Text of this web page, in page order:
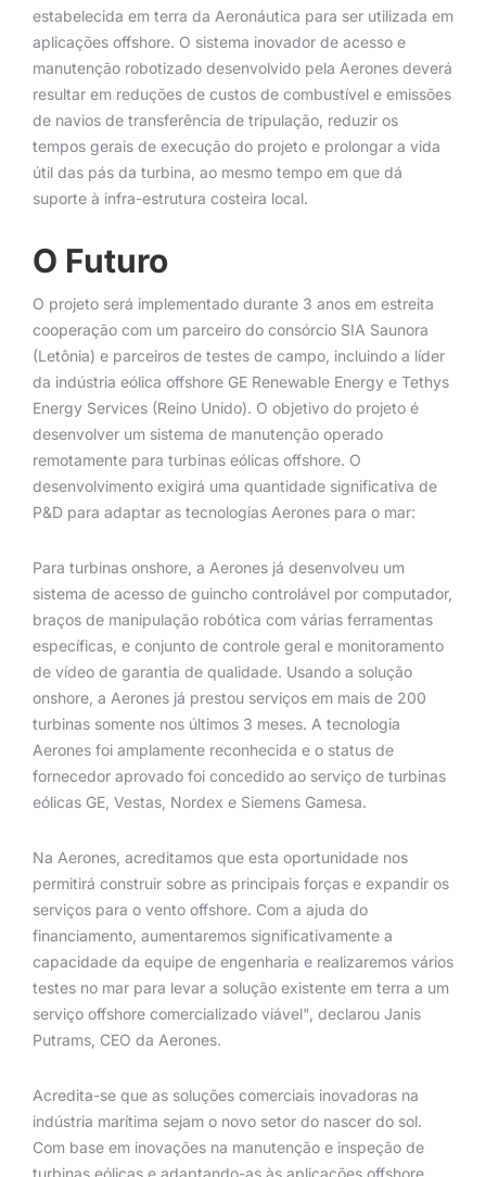
estabelecida em terra da Aeronáutica para ser utilizada em
aplicações offshore. O sistema inovador de acesso e
manutenção robotizado desenvolvido pela Aerones deverá
resultar em reduções de custos de combustível e emissões
de navios de transferência de tripulação, reduzir os
tempos gerais de execução do projeto e prolongar a vida
útil das pás da turbina, ao mesmo tempo em que dá
suporte à infra-estrutura costeira local.
O Futuro
O projeto será implementado durante 3 anos em estreita
cooperação com um parceiro do consórcio SIA Saunora
(Letônia) e parceiros de testes de campo, incluindo a líder
da indústria eólica offshore GE Renewable Energy e Tethys
Energy Services (Reino Unido). O objetivo do projeto é
desenvolver um sistema de manutenção operado
remotamente para turbinas eólicas offshore. O
desenvolvimento exigirá uma quantidade significativa de
P&D para adaptar as tecnologias Aerones para o mar:
Para turbinas onshore, a Aerones já desenvolveu um
sistema de acesso de guincho controlável por computador,
braços de manipulação robótica com várias ferramentas
específicas, e conjunto de controle geral e monitoramento
de vídeo de garantia de qualidade. Usando a solução
onshore, a Aerones já prestou serviços em mais de 200
turbinas somente nos últimos 3 meses. A tecnologia
Aerones foi amplamente reconhecida e o status de
fornecedor aprovado foi concedido ao serviço de turbinas
eólicas GE, Vestas, Nordex e Siemens Gamesa.
Na Aerones, acreditamos que esta oportunidade nos
permitirá construir sobre as principais forças e expandir os
serviços para o vento offshore. Com a ajuda do
financiamento, aumentaremos significativamente a
capacidade da equipe de engenharia e realizaremos vários
testes no mar para levar a solução existente em terra a um
serviço offshore comercializado viável", declarou Janis
Putrams, CEO da Aerones.
Acredita-se que as soluções comerciais inovadoras na
indústria marítima sejam o novo setor do nascer do sol.
Com base em inovações na manutenção e inspeção de
turbinas eólicas e adaptando-as às aplicações offshore,